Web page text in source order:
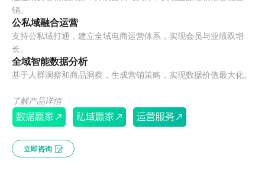
销。
公私域融合运营
支持公私域打通，建立全域电商运营体系，实现会员与业绩双增
长。
全域智能数据分析
基于人群洞察和商品洞察，生成营销策略，实现数据价值最大化。
了解产品详情
立即咨询